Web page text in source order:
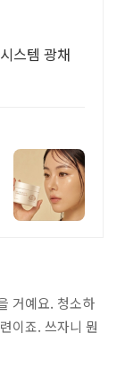
스템 광채
거예요. 청소하
이죠. 쓰자니 뭔